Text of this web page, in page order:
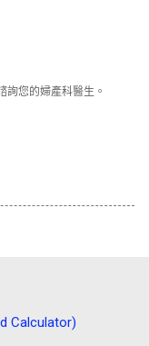
詢您的婦產科醫生。
Calculator)